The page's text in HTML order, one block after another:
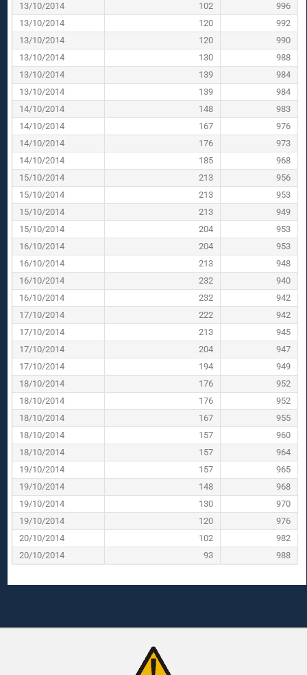
13/10/2014
102
996
13/10/2014
120
992
13/10/2014
120
990
13/10/2014
130
988
13/10/2014
139
984
13/10/2014
139
984
14/10/2014
148
983
14/10/2014
167
976
14/10/2014
176
973
14/10/2014
185
968
15/10/2014
213
956
15/10/2014
213
953
15/10/2014
213
949
15/10/2014
204
953
16/10/2014
204
953
16/10/2014
213
948
16/10/2014
232
940
16/10/2014
232
942
17/10/2014
222
942
17/10/2014
213
945
17/10/2014
204
947
17/10/2014
194
949
18/10/2014
176
952
18/10/2014
176
952
18/10/2014
167
955
18/10/2014
157
960
18/10/2014
157
964
19/10/2014
157
965
19/10/2014
148
968
19/10/2014
130
970
19/10/2014
120
976
20/10/2014
102
982
20/10/2014
93 988